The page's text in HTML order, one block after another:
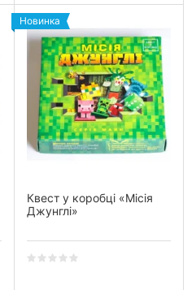
Новинка
Квест у коробці «Місія
Джунглі»